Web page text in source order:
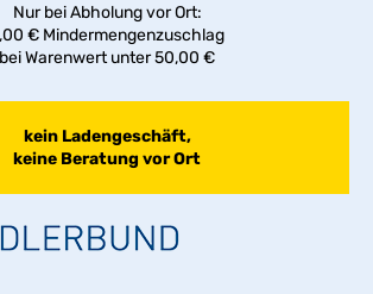
Nur bei Abholung vor Ort:
€ Mindermengenzuschlag
bei Warenwert unter 50,00 €
kein Ladengeschäft,
keine Beratung vor Ort